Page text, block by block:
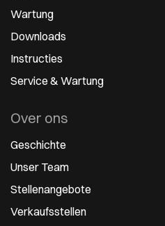
Wartung
Downloads
Instructies
Service & Wartung
Over ons
Geschichte
Unser Team
Stellenangebote
Verkaufsstellen